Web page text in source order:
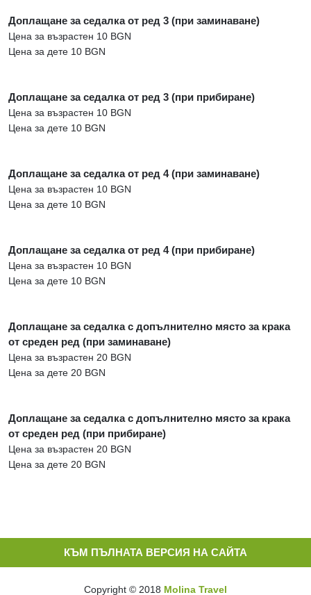
Доплащане за седалка от ред 3 (при заминаване)
Цена за възрастен 10 BGN
Цена за дете 10 BGN
Доплащане за седалка от ред 3 (при прибиране)
Цена за възрастен 10 BGN
Цена за дете 10 BGN
Доплащане за седалка от ред 4 (при заминаване)
Цена за възрастен 10 BGN
Цена за дете 10 BGN
Доплащане за седалка от ред 4 (при прибиране)
Цена за възрастен 10 BGN
Цена за дете 10 BGN
Доплащане за седалка с допълнително място за крака
от среден ред (при заминаване)
Цена за възрастен 20 BGN
Цена за дете 20 BGN
Доплащане за седалка с допълнително място за крака
от среден ред (при прибиране)
Цена за възрастен 20 BGN
Цена за дете 20 BGN
КЪМ ПЪЛНАТА ВЕРСИЯ НА САЙТА
Copyright © 2018 Molina Travel